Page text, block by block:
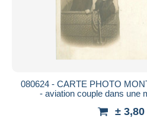
080624 - CARTE PHOTO
- aviation couple dans une
± 3,80